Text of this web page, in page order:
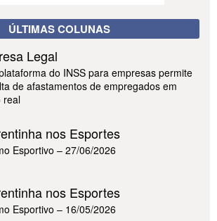
ÚLTIMAS COLUNAS
Legal
do INSS para empresas permite
de afastamentos de empregados em
real
nos Esportes
Esportivo – 27/06/2026
nos Esportes
Esportivo – 16/05/2026